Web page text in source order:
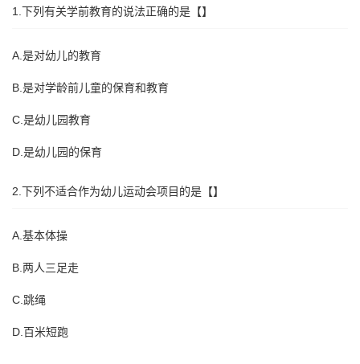
1.下列有关学前教育的说法正确的是【】
A.是对幼儿的教育
B.是对学龄前儿童的保育和教育
C.是幼儿园教育
D.是幼儿园的保育
2.下列不适合作为幼儿运动会项目的是【】
A.基本体操
B.两人三足走
C.跳绳
D.百米短跑